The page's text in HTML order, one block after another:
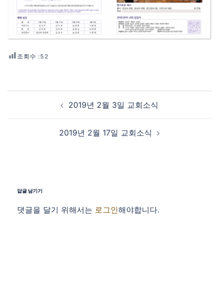
조회수 :52
Post navigation
2019년 2월 3일 교회소식
2019년 2월 17일 교회소식
답글 남기기
댓글을 달기 위해서는 로그인해야합니다.